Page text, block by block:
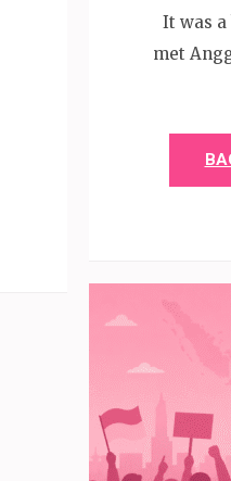
It was
met